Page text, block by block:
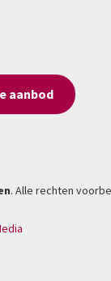
aanbod
. Alle rechten